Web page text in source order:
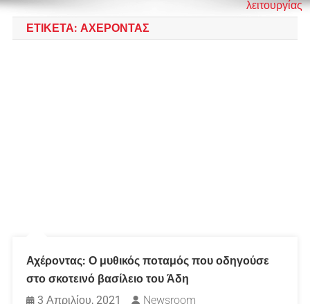
λειτουργίας
ΕΤΙΚΈΤΑ: ΑΧΈΡΟΝΤΑΣ
Αχέροντας: Ο μυθικός ποταμός που οδηγούσε
στο σκοτεινό βασίλειο του Άδη
3 Απριλίου, 2021
Newsroom